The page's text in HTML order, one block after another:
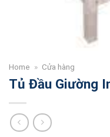
Home » Cửa hàng
Tủ Đầu Giường